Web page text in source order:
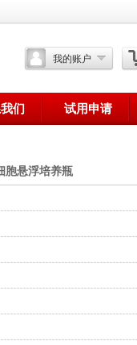
我的账户
们 试用申请
胞悬浮培养瓶